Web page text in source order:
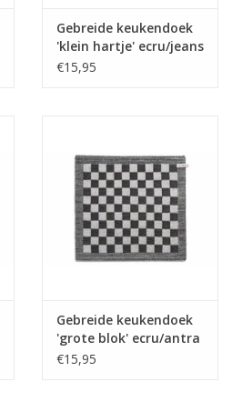
Gebreide keukendoek
'klein hartje' ecru/jeans
€15,95
Gebreide keukendoek
'grote blok' ecru/antra
€15,95